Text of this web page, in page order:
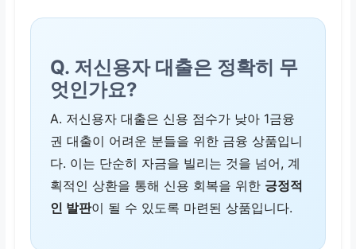
Q. 저신용자 대출은 정확히 무
엇인가요?
A. 저신용자 대출은 신용 점수가 낮아 1금융
권 대출이 어려운 분들을 위한 금융 상품입니
다. 이는 단순히 자금을 빌리는 것을 넘어, 계
획적인 상환을 통해 신용 회복을 위한 긍정적
인 발판이 될 수 있도록 마련된 상품입니다.